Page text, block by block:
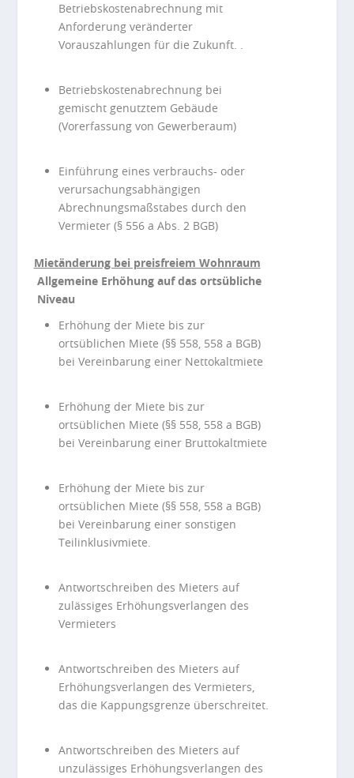
Betriebskostenabrechnung mit
Anforderung veränderter
Vorauszahlungen für die Zukunft. .
Betriebskostenabrechnung bei
gemischt genutztem Gebäude
(Vorerfassung von Gewerberaum)
Einführung eines verbrauchs- oder
verursachungsabhängigen
Abrechnungsmaßstabes durch den
Vermieter (§ 556 a Abs. 2 BGB)
Mietänderung bei preisfreiem Wohnraum
Allgemeine Erhöhung auf das ortsübliche
Niveau
Erhöhung der Miete bis zur
ortsüblichen Miete (§§ 558, 558 a BGB)
bei Vereinbarung einer Nettokaltmiete
Erhöhung der Miete bis zur
ortsüblichen Miete (§§ 558, 558 a BGB)
bei Vereinbarung einer Bruttokaltmiete
Erhöhung der Miete bis zur
ortsüblichen Miete (§§ 558, 558 a BGB)
bei Vereinbarung einer sonstigen
Teilinklusivmiete.
Antwortschreiben des Mieters auf
zulässiges Erhöhungsverlangen des
Vermieters
Antwortschreiben des Mieters auf
Erhöhungsverlangen des Vermieters,
das die Kappungsgrenze überschreitet.
Antwortschreiben des Mieters auf
unzulässiges Erhöhungsverlangen des